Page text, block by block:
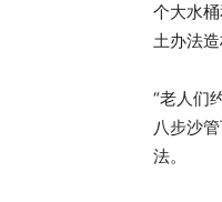
个大水
土办法
“老人们
八步沙
法。